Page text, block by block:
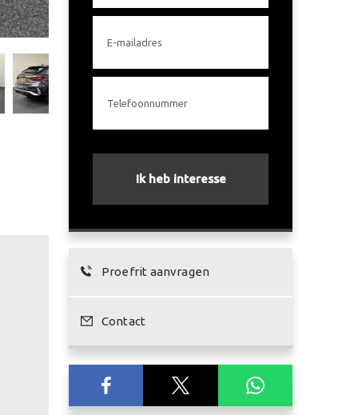
Aantal cilinders
Trekgewicht
452 cm
Ik heb interesse
Proefrit aanvragen
Contact